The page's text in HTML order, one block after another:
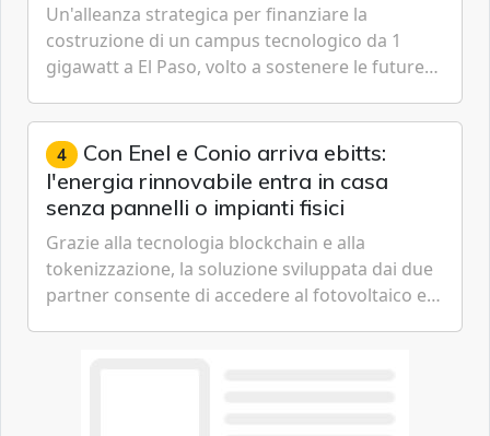
Un'alleanza strategica per finanziare la
costruzione di un campus tecnologico da 1
gigawatt a El Paso, volto a sostenere le future
artificiale dell'azienda di Mark Zuckerberg.
4 Con Enel e Conio arriva ebitts:
l'energia rinnovabile entra in casa
senza pannelli o impianti fisici
Grazie alla tecnologia blockchain e alla
tokenizzazione, la soluzione sviluppata dai due
partner consente di accedere al fotovoltaico e